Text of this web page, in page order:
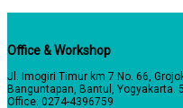
Office & Workshop
Jl. Imogiri Timur km 7 No. 66,
Banguntapan, Bantul, Yogyakarta.
Office: 0274-4396759